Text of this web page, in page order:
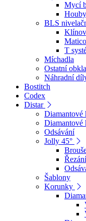
Mycí
Houby
BLS
T
Míchadla
Ostatní
Náhradní
Bostitch
Codex
Distar
Diamantové
Diamantové
Odsávání
Jolly 45°
Řezání
Šablony
Korunky